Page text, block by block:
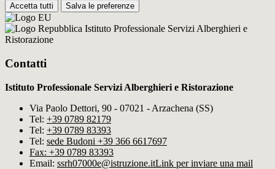
Accetta tutti Salva le preferenze
Istituto Professionale Servizi Alberghieri e
Ristorazione
Contatti
Istituto Professionale Servizi Alberghieri e Ristorazione
Via Paolo Dettori, 90 - 07021 - Arzachena (SS)
Tel: +39 0789 82179
Tel: +39 0789 83393
Tel: sede Budoni +39 366 6617697
Fax: +39 0789 83393
Email: ssrh07000e@istruzione.itLink per inviare una mail